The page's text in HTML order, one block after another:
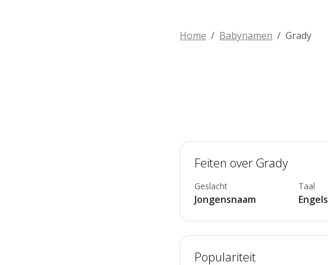
Home Babynamen Grady
Feiten over Grady
Geslacht
Jongensnaam
Taal
Engels
Populariteit